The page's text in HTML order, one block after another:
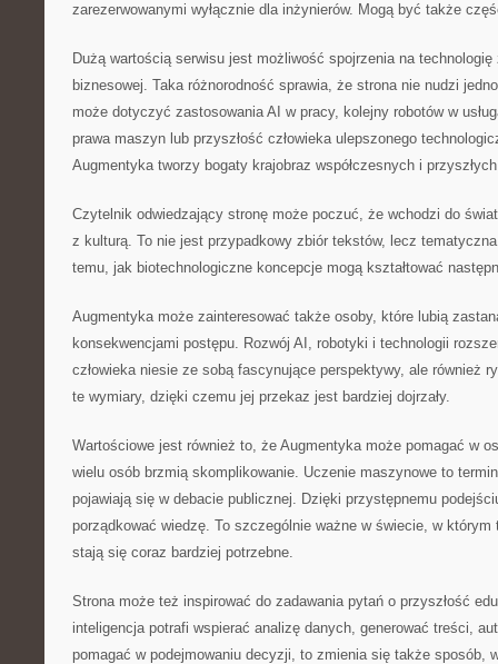
zarezerwowanymi wyłącznie dla inżynierów. Mogą być także
Dużą wartością serwisu jest możliwość spojrzenia na technologię
biznesowej. Taka różnorodność sprawia, że strona nie nudzi
może dotyczyć zastosowania AI w pracy, kolejny robotów w
prawa maszyn lub przyszłość człowieka ulepszonego
Augmentyka tworzy bogaty krajobraz współczesnych i
Czytelnik odwiedzający stronę może poczuć, że wchodzi do
z kulturą. To nie jest przypadkowy zbiór tekstów, lecz
temu, jak biotechnologiczne koncepcje mogą kształtować
Augmentyka może zainteresować także osoby, które lubią
konsekwencjami postępu. Rozwój AI, robotyki i technologii
człowieka niesie ze sobą fascynujące perspektywy, ale również
te wymiary, dzięki czemu jej przekaz jest bardziej dojrzały.
Wartościowe jest również to, że Augmentyka może pomagać w
wielu osób brzmią skomplikowanie. Uczenie maszynowe to
pojawiają się w debacie publicznej. Dzięki przystępnemu
porządkować wiedzę. To szczególnie ważne w świecie, w
stają się coraz bardziej potrzebne.
Strona może też inspirować do zadawania pytań o przyszłość
inteligencja potrafi wspierać analizę danych, generować treści,
pomagać w podejmowaniu decyzji, to zmienia się także sposób,